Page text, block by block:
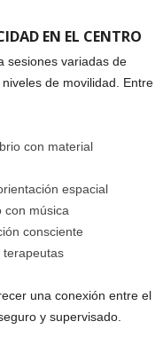
EN EL CENTRO
sesiones variadas de
de movilidad. Entre
con material
espacial
con música
consciente
terapeutas
una conexión entre el
y supervisado.